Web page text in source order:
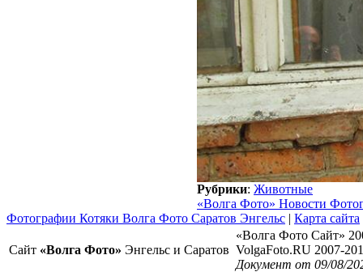
Рубрики: Животные
«Волга Фото» Новости
Фотографии Котяки Волга Фото Саратов Энгельс | Карта сайта
Сайт «Волга Фото» Энгельс и Саратов
«Волга Фото Сайт»
VolgaFoto.RU 2007-
Документ от 09/08/